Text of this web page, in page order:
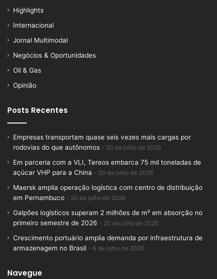
Highlights
Internacional
Jornal Multimodal
Negócios & Oportunidades
Oil & Gas
Opinião
Posts Recentes
Empresas transportam quase seis vezes mais cargas por
rodovias do que autônomos
20 de julho de 2026
Em parceria com a VLI, Tereos embarca 75 mil toneladas de
açúcar VHP para a China
20 de julho de 2026
Maersk amplia operação logística com centro de distribuição
em Pernambuco
20 de julho de 2026
Galpões logísticos superam 2 milhões de m² em absorção no
primeiro semestre de 2026
20 de julho de 2026
Crescimento portuário amplia demanda por infraestrutura de
armazenagem no Brasil
6 de julho de 2026
Navegue